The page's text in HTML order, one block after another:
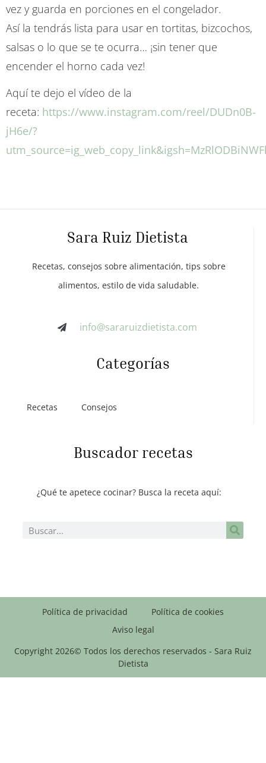
vez y guarda en porciones en el congelador.
Así la tendrás lista para usar en tortitas, bizcochos,
salsas o lo que se te ocurra… ¡sin tener que
encender el horno cada vez!
Aquí te dejo el vídeo de la
receta: https://www.instagram.com/reel/DUDn0B-
jH6e/?
Sara Ruiz Dietista
Recetas, consejos sobre alimentación, tips sobre
alimentos, estilo de vida saludable.
info@sararuizdietista.com
Categorías
Recetas Consejos
Buscador recetas
¿Qué te apetece cocinar? Busca la receta aquí:
Política de privacidad
Política de cookies
Aviso legal
Copyright 2026© Todos los derechos reservados - Sara Ruiz
Dietista